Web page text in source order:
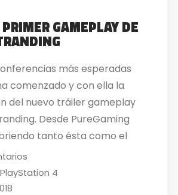
GAMEPLAY DE
más esperadas
comenzado y con ella la
del nuevo tráiler gameplay
Desde PureGaming
tanto ésta como el
que está
por haber en esta feria
así que os dejamos el
PlayStation 4